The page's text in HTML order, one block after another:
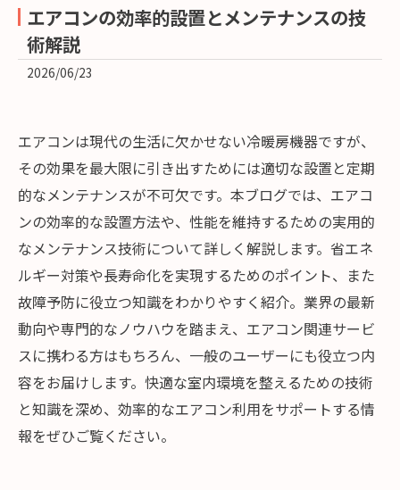
エアコンの効率的設置とメンテナンスの技
術解説
2026/06/23
エアコンは現代の生活に欠かせない冷暖房機器ですが、
その効果を最大限に引き出すためには適切な設置と定期
的なメンテナンスが不可欠です。本ブログでは、エアコ
ンの効率的な設置方法や、性能を維持するための実用的
なメンテナンス技術について詳しく解説します。省エネ
ルギー対策や長寿命化を実現するためのポイント、また
故障予防に役立つ知識をわかりやすく紹介。業界の最新
動向や専門的なノウハウを踏まえ、エアコン関連サービ
スに携わる方はもちろん、一般のユーザーにも役立つ内
容をお届けします。快適な室内環境を整えるための技術
と知識を深め、効率的なエアコン利用をサポートする情
報をぜひご覧ください。